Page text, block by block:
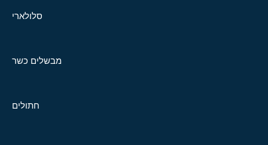
סלולארי
מבשלים כשר
חתולים